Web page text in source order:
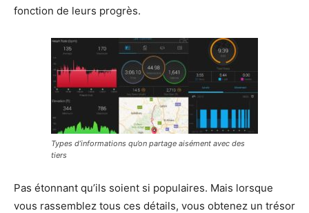
fonction de leurs progrès.
Types d’informations qu’on partage aisément avec des
tiers
Pas étonnant qu’ils soient si populaires. Mais lorsque
vous rassemblez tous ces détails, vous obtenez un trésor